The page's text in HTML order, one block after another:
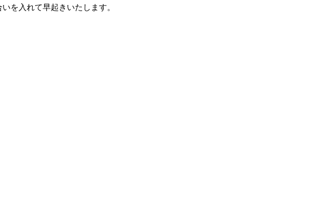
を入れて早起きいたします。